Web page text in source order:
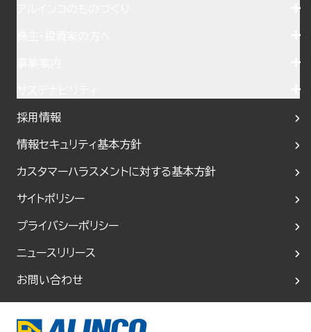
採用情報
情報セキュリティ基本方針
カスタマーハラスメントに対する基本方針
サイトポリシー
プライバシーポリシー
ニュースリリース
お問い合わせ